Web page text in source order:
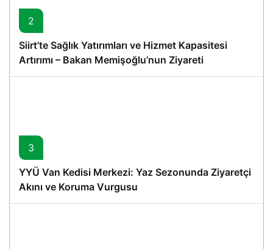
2
Siirt’te Sağlık Yatırımları ve Hizmet Kapasitesi
Artırımı – Bakan Memişoğlu’nun Ziyareti
3
YYÜ Van Kedisi Merkezi: Yaz Sezonunda Ziyaretçi
Akını ve Koruma Vurgusu